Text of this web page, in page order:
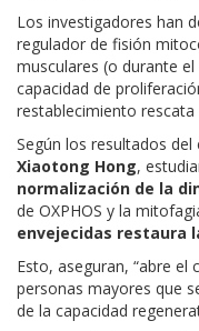
Los investigadores han
regulador de fisión
musculares (o durante
capacidad de
restablecimiento
Según los resultados
Xiaotong Hong,
normalización de la
de OXPHOS y la
envejecidas restaura
Esto, aseguran, “abre
personas mayores que
de la capacidad